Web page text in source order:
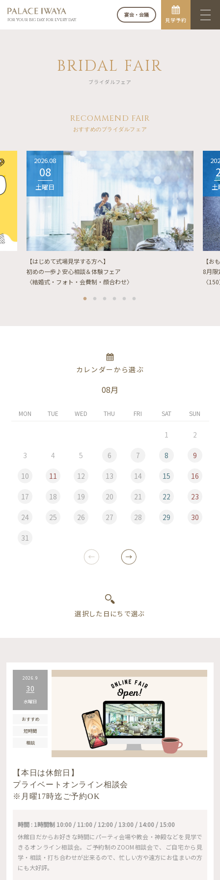
FOR YOUR BIG DAY. FOR EVERY DAY.
宴会・会議
見学予約
BRIDAL FAIR
ブライダルフェア
RECOMMEND FAIR
おすすめのブライダルフェア
2026.08
08
土曜日
【はじめて式場見学する方へ】
初めの一歩♪安心相談＆体験フェア
〈結婚式・フォト・会費制・顔合わせ〉
土
【お
8月限
〈
カレンダーから選ぶ
08月
MON TUE WED THU FRI SAT SUN
1 2
3 4 5 6 7 8 9
10 11 12 13 14 15 16
17 18 19 20 21 22 23
24 25 26 27 28 29 30
31
2026.9
30
水曜日
おすすめ
短時間
相談
【本日は休館日】
プライベートオンライン相談会
※月曜17時迄ご予約OK
時間 : 1時間制 10:00 / 11:00 / 12:00 / 13:00 / 14:00 / 15:00
休館日だからお好きな時間にパーティ会場や教会・神殿などを見学で
きるオンライン相談会。ご予約制のZOOM相談会で、ご自宅から見
学・相談・打ち合わせが出来るので、忙しい方や遠方にお住まいの方
にも大好評。